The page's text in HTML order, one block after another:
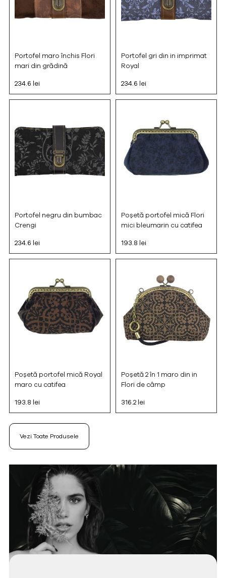
Portofel maro închis Flori
mari din grădină
234.6 lei
Portofel gri din in imprimat
Royal
234.6 lei
Portofel negru din bumbac
Crengi
234.6 lei
Poșetă portofel mică Flori
mici bleumarin cu catifea
193.8 lei
Poșetă portofel mică Royal
maro cu catifea
193.8 lei
Poșetă 2 în 1 maro din in
Flori de câmp
316.2 lei
Vezi Toate Produsele